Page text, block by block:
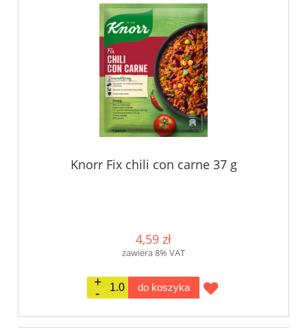
Knorr Fix chili con carne 37 g
4,59 zł
zawiera 8% VAT
do koszyka